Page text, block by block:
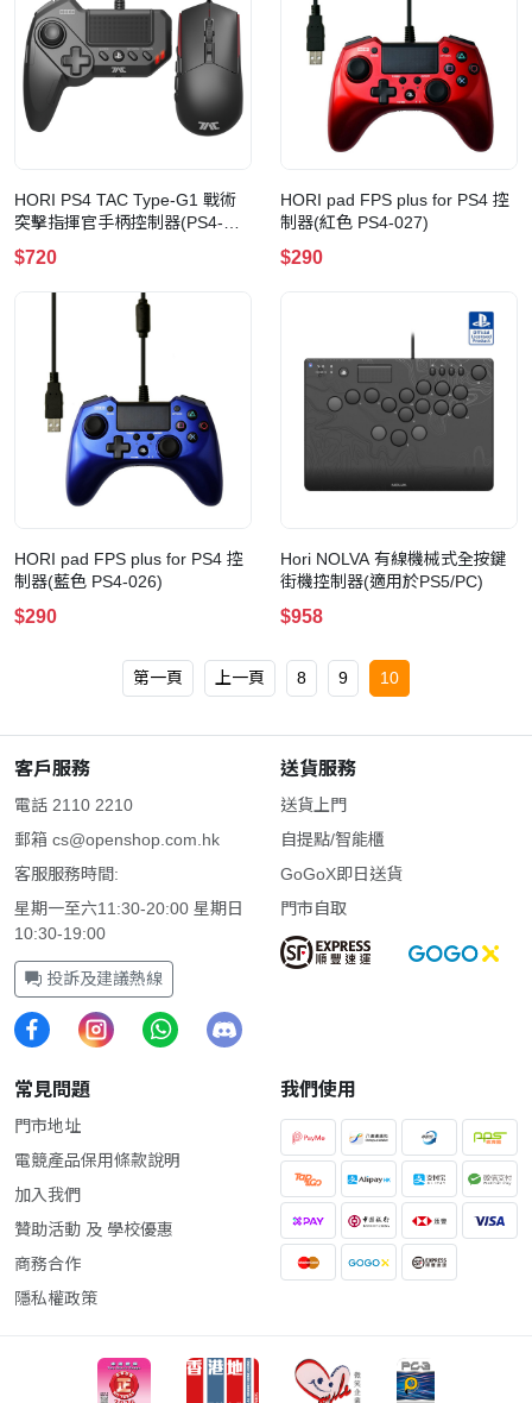
HORI PS4 TAC Type-G1 戰術
突擊指揮官手柄控制器(PS4-
054)
$720
HORI pad FPS plus for PS4 控
制器(紅色 PS4-027)
$290
HORI pad FPS plus for PS4 控
制器(藍色 PS4-026)
$290
Hori NOLVA 有線機械式全按鍵
街機控制器(適用於PS5/PC)
$958
第一頁 上一頁 8 9 10
客戶服務
電話 2110 2210
郵箱 cs@openshop.com.hk
客服服務時間:
星期一至六11:30-20:00 星期日
10:30-19:00
投訴及建議熱線
送貨服務
送貨上門
自提點/智能櫃
GoGoX即日送貨
門市自取
常見問題
門市地址
電競產品保用條款說明
加入我們
贊助活動 及 學校優惠
商務合作
隱私權政策
我們使用